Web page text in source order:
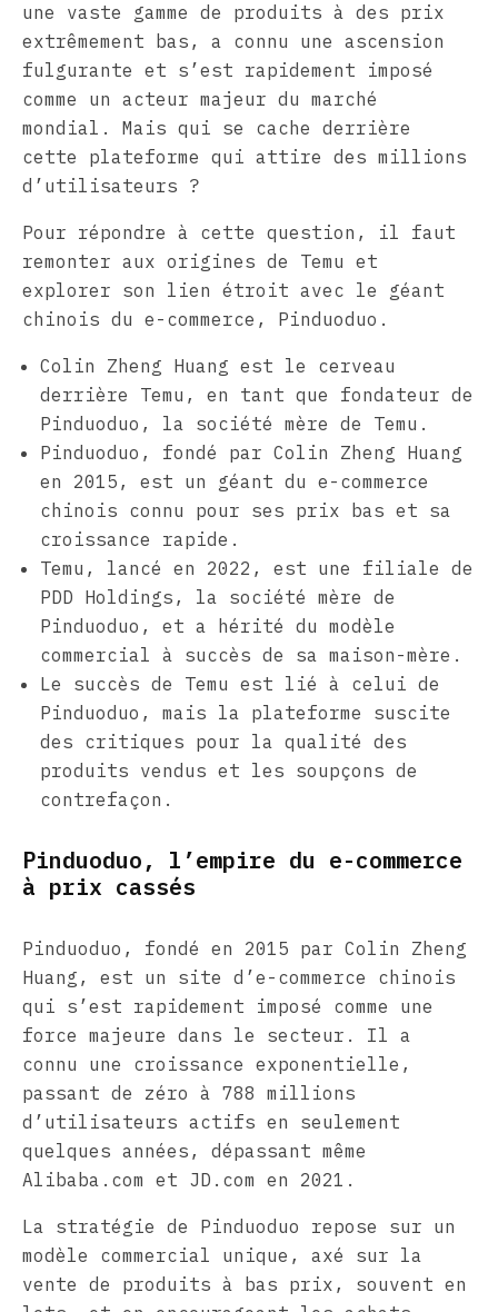
une vaste gamme de produits à des prix
extrêmement bas, a connu une ascension
fulgurante et s’est rapidement imposé
comme un acteur majeur du marché
mondial. Mais qui se cache derrière
cette plateforme qui attire des millions
d’utilisateurs ?
Pour répondre à cette question, il faut
remonter aux origines de Temu et
explorer son lien étroit avec le géant
chinois du e-commerce, Pinduoduo.
Colin Zheng Huang est le cerveau
derrière Temu, en tant que fondateur de
Pinduoduo, la société mère de Temu.
Pinduoduo, fondé par Colin Zheng Huang
en 2015, est un géant du e-commerce
chinois connu pour ses prix bas et sa
croissance rapide.
Temu, lancé en 2022, est une filiale de
PDD Holdings, la société mère de
Pinduoduo, et a hérité du modèle
commercial à succès de sa maison-mère.
Le succès de Temu est lié à celui de
Pinduoduo, mais la plateforme suscite
des critiques pour la qualité des
produits vendus et les soupçons de
contrefaçon.
Pinduoduo, l’empire du e-commerce
à prix cassés
Pinduoduo, fondé en 2015 par Colin Zheng
Huang, est un site d’e-commerce chinois
qui s’est rapidement imposé comme une
force majeure dans le secteur. Il a
connu une croissance exponentielle,
passant de zéro à 788 millions
d’utilisateurs actifs en seulement
quelques années, dépassant même
Alibaba.com et JD.com en 2021.
La stratégie de Pinduoduo repose sur un
modèle commercial unique, axé sur la
vente de produits à bas prix, souvent en